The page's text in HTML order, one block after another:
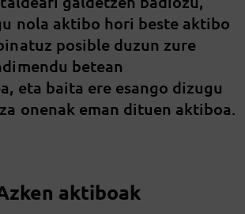
nola aktibo hori beste aktibo
posible duzun zure
betean
eta baita ere esango dizugu
onenak eman dituen aktiboa.
aktiboak